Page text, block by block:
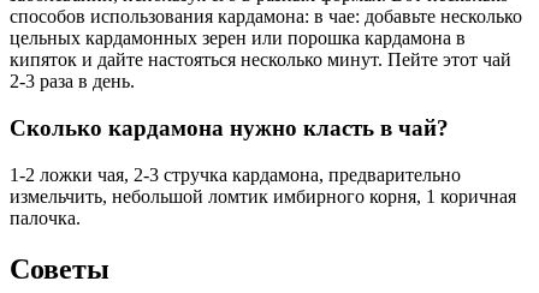
способов использования кардамона: в чае: добавьте несколько
цельных кардамонных зерен или порошка кардамона в
кипяток и дайте настояться несколько минут. Пейте этот чай
2-3 раза в день.
Сколько кардамона нужно класть в чай?
1-2 ложки чая, 2-3 стручка кардамона, предварительно
измельчить, небольшой ломтик имбирного корня, 1 коричная
палочка.
Советы